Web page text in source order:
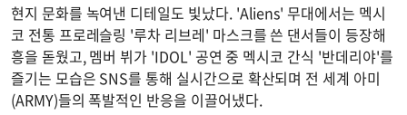
현지 문화를 녹여낸 디테일도 빛났다. 'Aliens' 무대에서는 멕시
코 전통 프로레슬링 '루차 리브레' 마스크를 쓴 댄서들이 등장해
흥을 돋웠고, 멤버 뷔가 'IDOL' 공연 중 멕시코 간식 '반데리야'를
즐기는 모습은 SNS를 통해 실시간으로 확산되며 전 세계 아미
(ARMY)들의 폭발적인 반응을 이끌어냈다.